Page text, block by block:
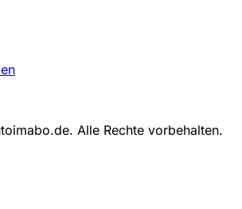
Alle Rechte vorbehalten.